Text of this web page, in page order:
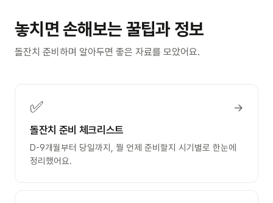
놓치면 손해보는 꿀팁과 정보
돌잔치 준비하며 알아두면 좋은 자료를 모았어요.
✅
돌잔치 준비 체크리스트
D-9개월부터 당일까지, 뭘 언제 준비할지 시기별로 한눈에
정리했어요.
→